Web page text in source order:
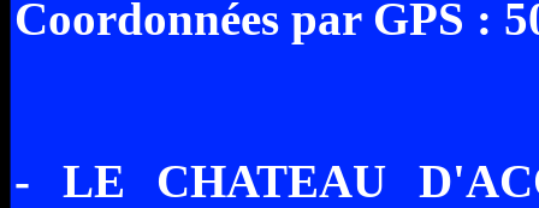
Coordonnées par GPS :
- LE CHATEAU